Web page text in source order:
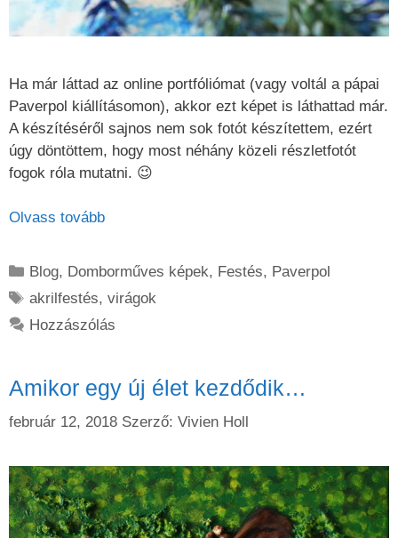
Ha már láttad az online portfóliómat (vagy voltál a pápai
Paverpol kiállításomon), akkor ezt képet is láthattad már.
A készítéséről sajnos nem sok fotót készítettem, ezért
úgy döntöttem, hogy most néhány közeli részletfotót
fogok róla mutatni. 😉
Olvass tovább
Kategória
Blog, Domborműves képek, Festés, Paverpol
Címkék
akrilfestés,virágok
Hozzászólás
Amikor egy új élet kezdődik…
február 12, 2018 Szerző: Vivien Holl